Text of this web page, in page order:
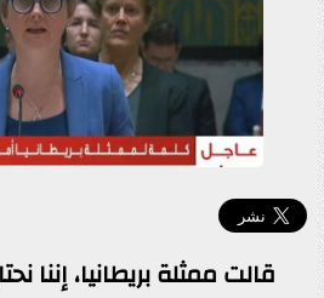
قالت ممثلة بريطانيا، إننا